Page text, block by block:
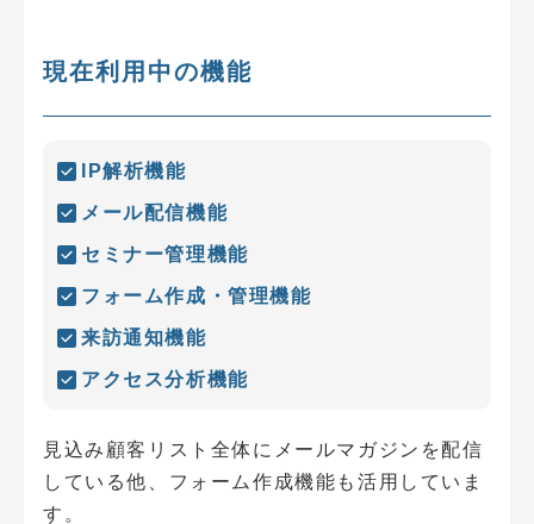
現在利用中の機能
IP解析機能
メール配信機能
セミナー管理機能
フォーム作成・管理機能
来訪通知機能
アクセス分析機能
見込み顧客リスト全体にメールマガジンを配信
している他、フォーム作成機能も活用していま
す。